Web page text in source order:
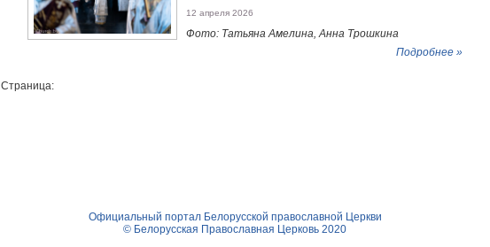
12 апреля 2026
Фото: Татьяна Амелина, Анна Трошкина
Подробнее »
Страница:
Официальный портал Белорусской православной Церкви
© Белорусская Православная Церковь 2020